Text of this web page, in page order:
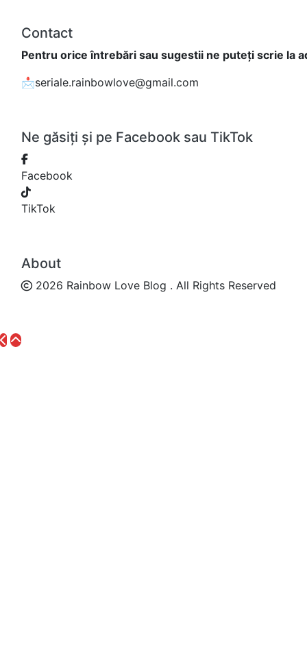
Contact
Pentru orice întrebări sau sugestii ne puteți scrie la
📩seriale.rainbowlove@gmail.com
Ne găsiți și pe Facebook sau TikTok
Facebook
TikTok
About
2026 Rainbow Love Blog . All Rights Reserved